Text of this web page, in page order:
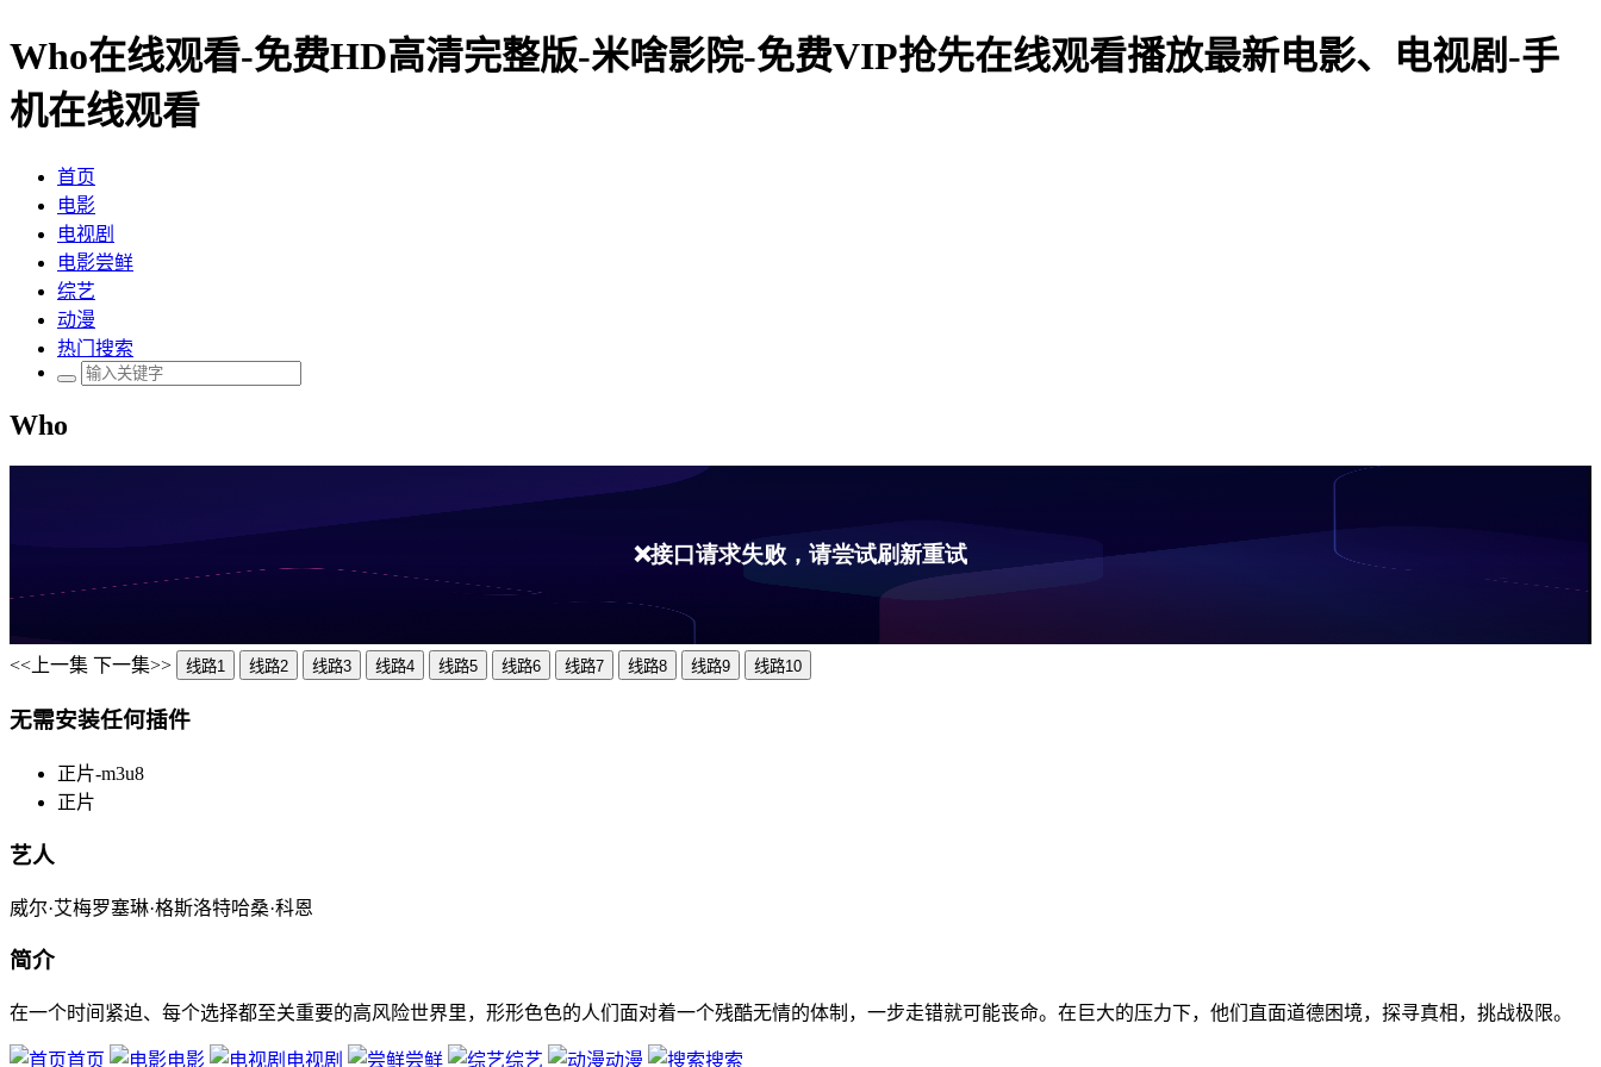
Who在线观看-免费HD高清完整版-米啥影院-免费VIP抢先在线观看播放最新电影、电视剧-手
机在线观看
首页
电影
电视剧
电影尝鲜
综艺
动漫
热门搜索
Who
<<上一集 下一集>> 线路1 线路2 线路3 线路4 线路5 线路6 线路7 线路8 线路9 线路10
无需安装任何插件
正片-m3u8
正片
艺人
威尔·艾梅罗塞琳·格斯洛特哈桑·科恩
简介
在一个时间紧迫、每个选择都至关重要的高风险世界里，形形色色的人们面对着一个残酷无情的体制，一步走错就可能丧命。在巨大的压力下，他们直面道德困境，探寻真相，挑战极限。
首页 电影 电视剧 尝鲜 综艺 动漫 搜索